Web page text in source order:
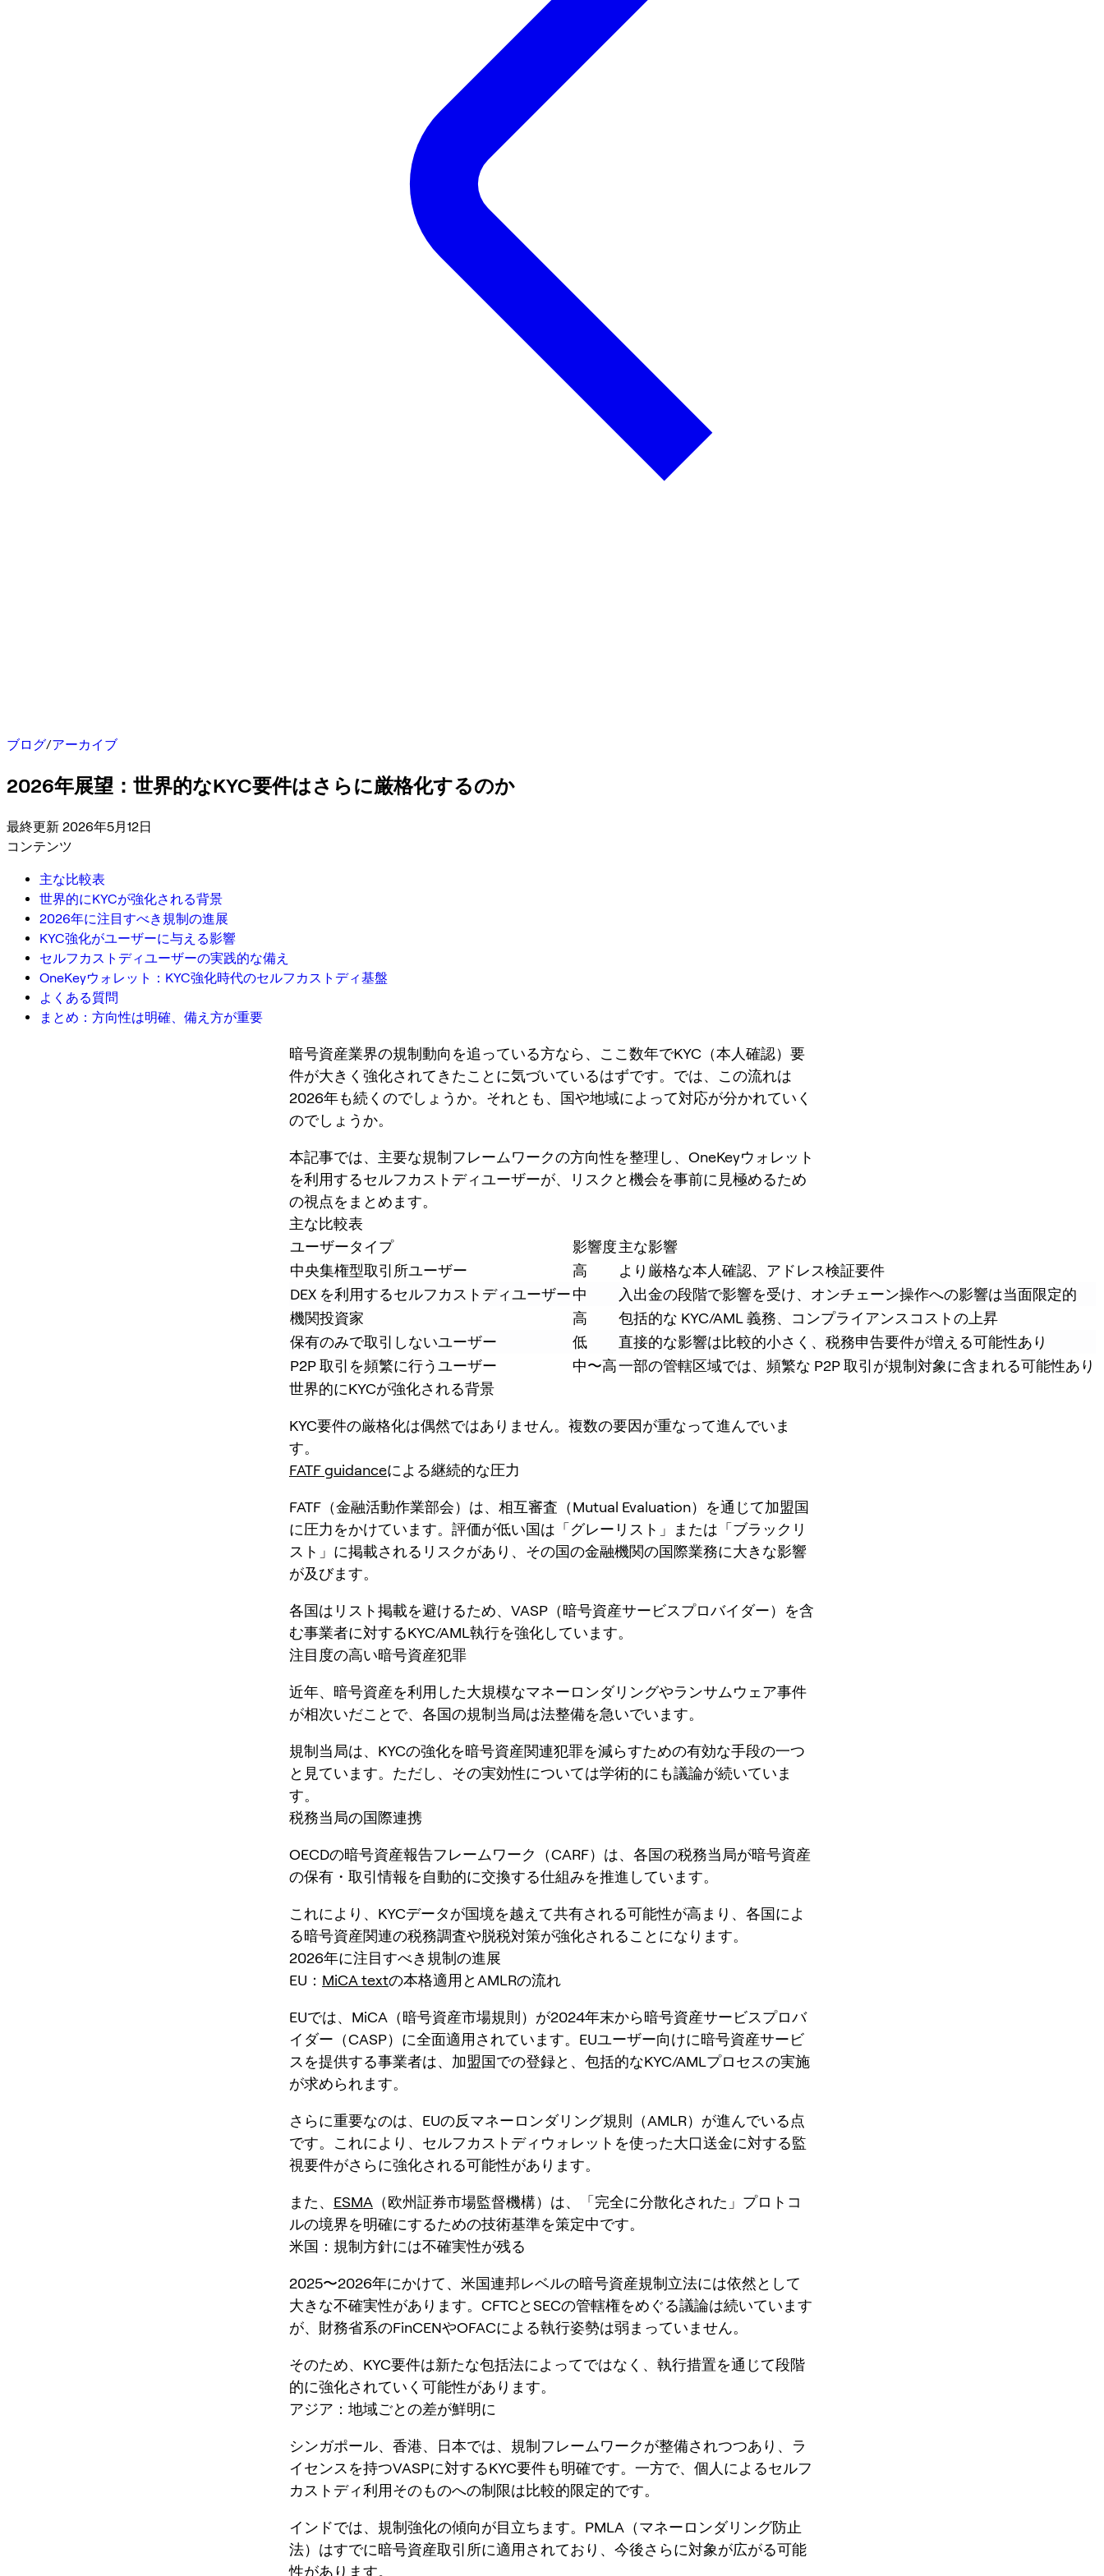
ブログ/アーカイブ
2026年展望：世界的なKYC要件はさらに厳格化するのか
最終更新 2026年5月12日
コンテンツ
主な比較表
世界的にKYCが強化される背景
2026年に注目すべき規制の進展
KYC強化がユーザーに与える影響
セルフカストディユーザーの実践的な備え
OneKeyウォレット：KYC強化時代のセルフカストディ基盤
よくある質問
まとめ：方向性は明確、備え方が重要
暗号資産業界の規制動向を追っている方なら、ここ数年でKYC（本人確認）要
件が大きく強化されてきたことに気づいているはずです。では、この流れは
2026年も続くのでしょうか。それとも、国や地域によって対応が分かれていく
のでしょうか。
本記事では、主要な規制フレームワークの方向性を整理し、OneKeyウォレット
を利用するセルフカストディユーザーが、リスクと機会を事前に見極めるため
の視点をまとめます。
主な比較表
ユーザータイプ
影響度主な影響
中央集権型取引所ユーザー
高
より厳格な本人確認、アドレス検証要件
DEX を利用するセルフカストディユーザー中
入出金の段階で影響を受け、オンチェーン操作への影響は当面限定的
機関投資家
高
包括的な KYC/AML 義務、コンプライアンスコストの上昇
保有のみで取引しないユーザー
低
直接的な影響は比較的小さく、税務申告要件が増える可能性あり
P2P 取引を頻繁に行うユーザー
中〜高一部の管轄区域では、頻繁な P2P 取引が規制対象に含まれる可能性あり
世界的にKYCが強化される背景
KYC要件の厳格化は偶然ではありません。複数の要因が重なって進んでいま
す。
FATF guidanceによる継続的な圧力
FATF（金融活動作業部会）は、相互審査（Mutual Evaluation）を通じて加盟国
に圧力をかけています。評価が低い国は「グレーリスト」または「ブラックリ
スト」に掲載されるリスクがあり、その国の金融機関の国際業務に大きな影響
が及びます。
各国はリスト掲載を避けるため、VASP（暗号資産サービスプロバイダー）を含
む事業者に対するKYC/AML執行を強化しています。
注目度の高い暗号資産犯罪
近年、暗号資産を利用した大規模なマネーロンダリングやランサムウェア事件
が相次いだことで、各国の規制当局は法整備を急いでいます。
規制当局は、KYCの強化を暗号資産関連犯罪を減らすための有効な手段の一つ
と見ています。ただし、その実効性については学術的にも議論が続いていま
す。
税務当局の国際連携
OECDの暗号資産報告フレームワーク（CARF）は、各国の税務当局が暗号資産
の保有・取引情報を自動的に交換する仕組みを推進しています。
これにより、KYCデータが国境を越えて共有される可能性が高まり、各国によ
る暗号資産関連の税務調査や脱税対策が強化されることになります。
2026年に注目すべき規制の進展
EU： MiCA textの本格適用とAMLRの流れ
EUでは、MiCA（暗号資産市場規則）が2024年末から暗号資産サービスプロバ
イダー（CASP）に全面適用されています。EUユーザー向けに暗号資産サービ
スを提供する事業者は、加盟国での登録と、包括的なKYC/AMLプロセスの実施
が求められます。
さらに重要なのは、EUの反マネーロンダリング規則（AMLR）が進んでいる点
です。これにより、セルフカストディウォレットを使った大口送金に対する監
視要件がさらに強化される可能性があります。
また、 ESMA （欧州証券市場監督機構）は、「完全に分散化された」プロトコ
ルの境界を明確にするための技術基準を策定中です。
米国：規制方針には不確実性が残る
2025〜2026年にかけて、米国連邦レベルの暗号資産規制立法には依然として
大きな不確実性があります。CFTCとSECの管轄権をめぐる議論は続いています
が、財務省系のFinCENやOFACによる執行姿勢は弱まっていません。
そのため、KYC要件は新たな包括法によってではなく、執行措置を通じて段階
的に強化されていく可能性があります。
アジア：地域ごとの差が鮮明に
シンガポール、香港、日本では、規制フレームワークが整備されつつあり、ラ
イセンスを持つVASPに対するKYC要件も明確です。一方で、個人によるセルフ
カストディ利用そのものへの制限は比較的限定的です。
インドでは、規制強化の傾向が目立ちます。PMLA（マネーロンダリング防止
法）はすでに暗号資産取引所に適用されており、今後さらに対象が広がる可能
性があります。